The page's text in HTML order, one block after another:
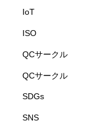
IoT
ISO
QCサークル
QCサークル
SDGs
SNS